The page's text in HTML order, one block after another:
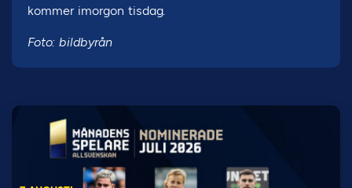
kommer imorgon tisdag.
Foto: bildbyrån